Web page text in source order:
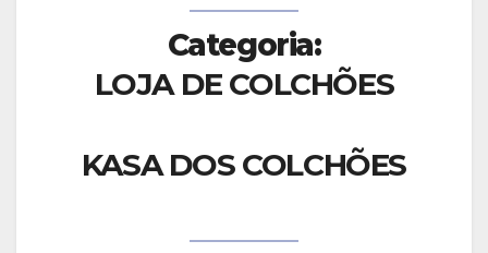
Categoria:
LOJA DE COLCHÕES
KASA DOS COLCHÕES